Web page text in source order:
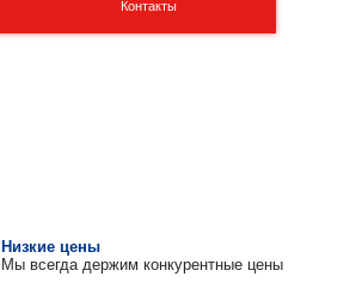
Контакты
Низкие цены
Мы всегда держим конкурентные цены